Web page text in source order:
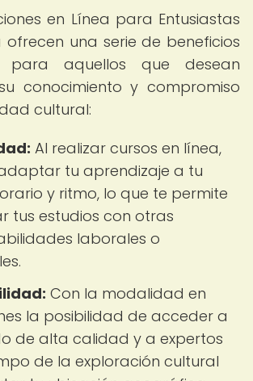
en Línea para Entusiastas
una serie de beneficios
para aquellos que desean
conocimiento y compromiso
cultural:
Al realizar cursos en línea,
tu aprendizaje a tu
y ritmo, lo que te permite
tus estudios con otras
laborales o
Con la modalidad en
la posibilidad de acceder a
de alta calidad y a expertos
de la exploración cultural